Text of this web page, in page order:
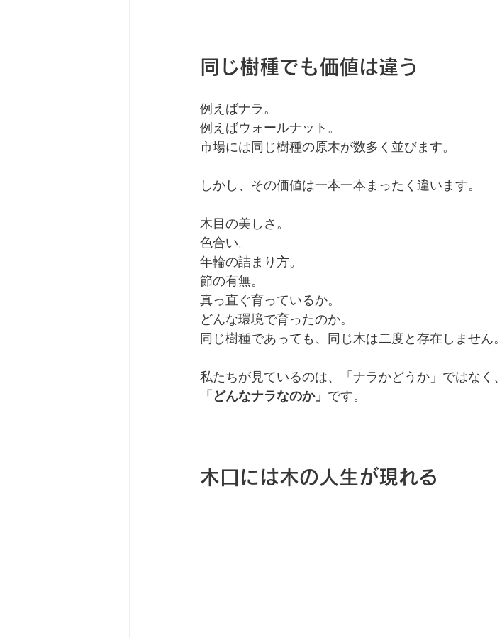
同じ樹種でも価値は違う
例えばナラ。
例えばウォールナット。
市場には同じ樹種の原木が数多く並びます。
しかし、その価値は一本一本まったく違います。
木目の美しさ。
色合い。
年輪の詰まり方。
節の有無。
真っ直ぐ育っているか。
どんな環境で育ったのか。
同じ樹種であっても、同じ木は二度と存在しません。
私たちが見ているのは、「ナラかどうか」ではなく、
「どんなナラなのか」 です。
木口には木の人生が現れる